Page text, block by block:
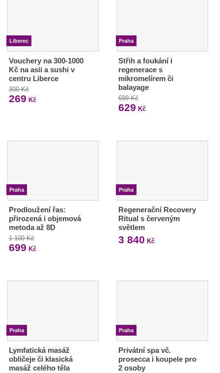
Liberec
Vouchery na 300-1000
Kč na asii a sushi v
centru Liberce
300 Kč
269 Kč
Praha
Střih a foukání i
regenerace s
mikromelírem či
balayage
699 Kč
629 Kč
Praha
Prodloužení řas:
přirozená i objemová
metoda až 8D
1 100 Kč
699 Kč
Praha
Regenerační Recovery
Ritual s červeným
světlem
3 840 Kč
Praha
Lymfatická masáž
obličeje či klasická
masáž celého těla
Praha
Privátní spa vč.
prosecca i koupele pro
2 osoby